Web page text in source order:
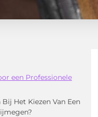
een Professionele
Het Kiezen Van Een